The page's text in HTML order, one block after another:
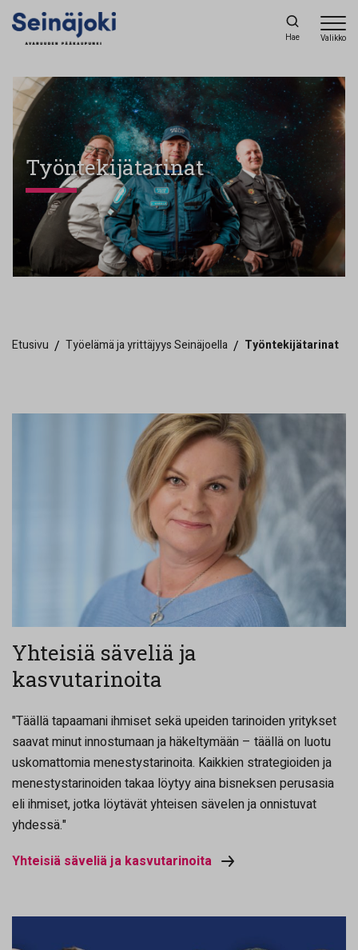
Hae Valikko
Työntekijätarinat
Etusivu / Työelämä ja yrittäjyys Seinäjoella / Työntekijätarinat
Yhteisiä säveliä ja
kasvutarinoita
"Täällä tapaamani ihmiset sekä upeiden tarinoiden yritykset
saavat minut innostumaan ja häkeltymään – täällä on luotu
uskomattomia menestystarinoita. Kaikkien strategioiden ja
menestystarinoiden takaa löytyy aina bisneksen perusasia
eli ihmiset, jotka löytävät yhteisen sävelen ja onnistuvat
yhdessä."
Yhteisiä säveliä ja kasvutarinoita